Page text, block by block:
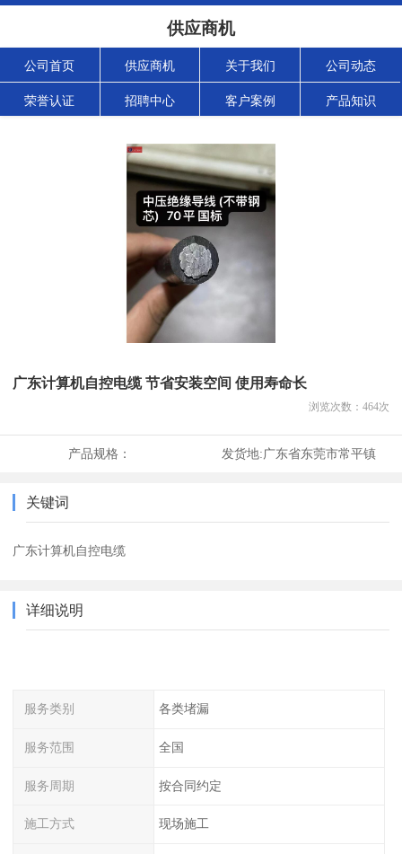
供应商机
公司首页 供应商机 关于我们 公司动态
荣誉认证 招聘中心 客户案例 产品知识
广东计算机自控电缆 节省安装空间 使用寿命长
浏览次数： 464次
产品规格： 发货地:广东省东莞市常平镇
关键词
广东计算机自控电缆
详细说明
服务类别 各类堵漏
服务范围 全国
服务周期 按合同约定
施工方式 现场施工